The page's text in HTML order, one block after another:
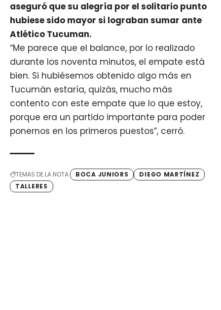
aseguró que su alegría por el solitario punto
hubiese sido mayor si lograban sumar ante
Atlético Tucuman.
“Me parece que el balance, por lo realizado
durante los noventa minutos, el empate está
bien. Si hubiésemos obtenido algo más en
Tucumán estaría, quizás, mucho más
contento con este empate que lo que estoy,
porque era un partido importante para poder
ponernos en los primeros puestos”, cerró.
TEMAS DE LA NOTA BOCA JUNIORS
DIEGO MARTÍNEZ
TALLERES